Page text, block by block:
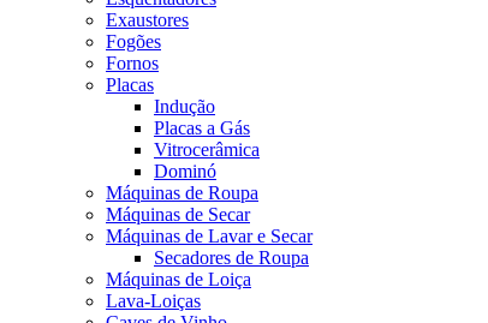
Exaustores
Fogões
Fornos
Placas
Indução
Placas a Gás
Vitrocerâmica
Dominó
Máquinas de Roupa
Máquinas de Secar
Máquinas de Lavar e Secar
Secadores de Roupa
Máquinas de Loiça
Lava-Loiças